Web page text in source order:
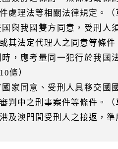
處理法等相關法律規定。（
與我國雙方同意，受刑人
其法定代理人之同意等條件
，應考量同一犯行於我國
條）
家同意、受刑人具移交國
判中之刑事案件等條件。（
及澳門間受刑人之接返，準